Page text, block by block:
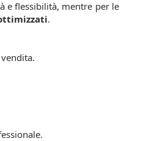
e flessibilità, mentre per le
.